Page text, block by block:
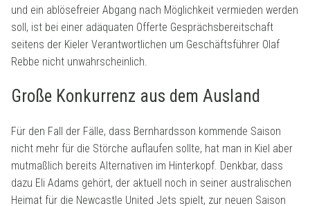
und ein ablösefreier Abgang nach Möglichkeit vermieden werden
soll, ist bei einer adäquaten Offerte Gesprächsbereitschaft
seitens der Kieler Verantwortlichen um Geschäftsführer Olaf
Rebbe nicht unwahrscheinlich.
Große Konkurrenz aus dem Ausland
Für den Fall der Fälle, dass Bernhardsson kommende Saison
nicht mehr für die Störche auflaufen sollte, hat man in Kiel aber
mutmaßlich bereits Alternativen im Hinterkopf. Denkbar, dass
dazu Eli Adams gehört, der aktuell noch in seiner australischen
Heimat für die Newcastle United Jets spielt, zur neuen Saison